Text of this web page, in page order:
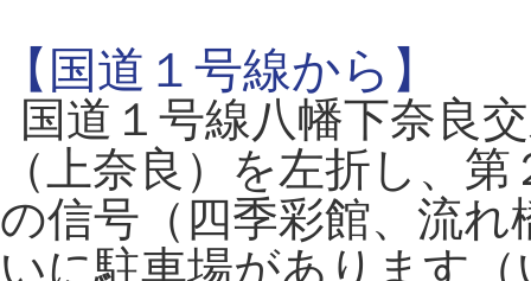
【国道１号線から】
国道１号線八幡下奈良
（上奈良）を左折し、
の信号（四季彩館、流
いに駐車場があります